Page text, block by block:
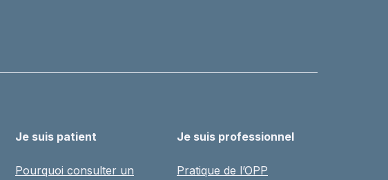
Je suis patient
Pourquoi consulter un
Je suis professionnel
Pratique de l’OPP